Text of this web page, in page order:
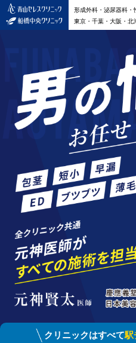
形成外科・泌尿器科・
東京・千葉・大阪・北
クリニックはすべて駅